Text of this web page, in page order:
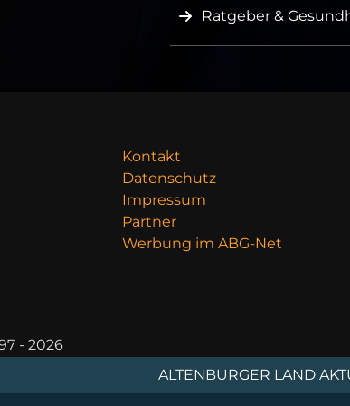
Ratgeber &
Kontakt
Datenschutz
Impressum
Partner
Werbung im ABG-Net
- 2026
ALTENBURGER LAND AKTUELL +++